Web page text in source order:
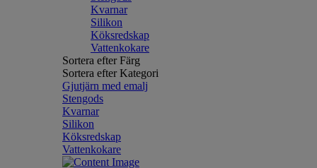
Kvarnar
Silikon
Köksredskap
Vattenkokare
Sortera efter Färg
Sortera efter Kategori
Gjutjärn med emalj
Stengods
Kvarnar
Silikon
Köksredskap
Vattenkokare